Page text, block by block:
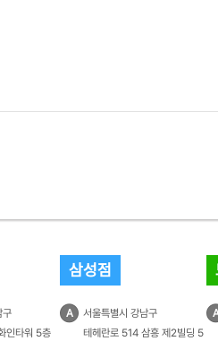
구
인타워 5층
삼성점
A
서울특별시 강남구
테헤란로 514 삼흥 제2빌딩 5